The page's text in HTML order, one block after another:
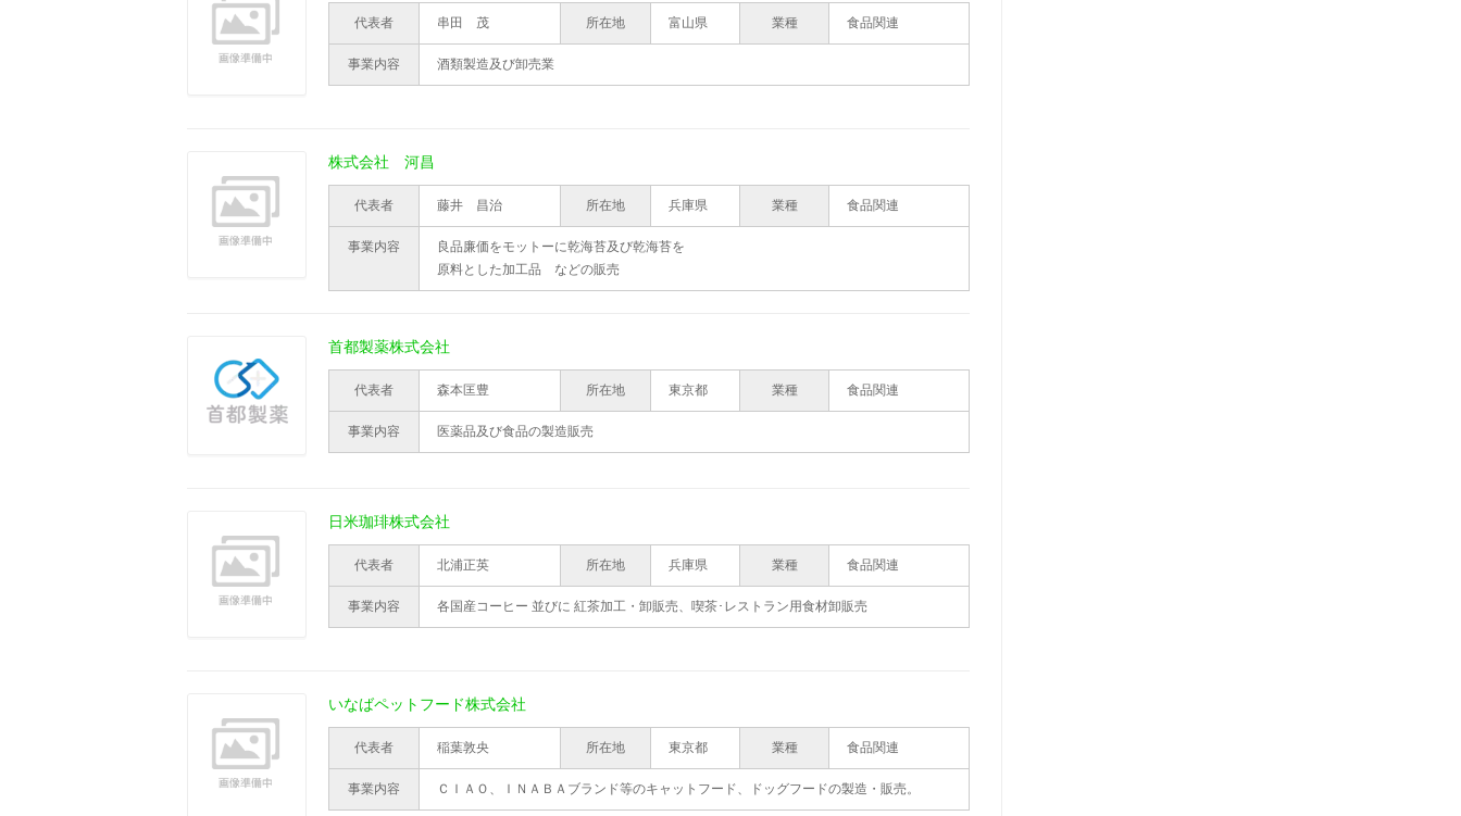
代表者 串田 茂 所在地 富山県 業種 食品関連
事業内容 酒類製造及び卸売業
株式会社 河昌
代表者 藤井 昌治 所在地 兵庫県 業種 食品関連
事業内容
良品廉価をモットーに乾海苔及び乾海苔を
原料とした加工品 などの販売
首都製薬株式会社
代表者 森本匡豊 所在地 東京都 業種 食品関連
事業内容 医薬品及び食品の製造販売
日米珈琲株式会社
代表者 北浦正英 所在地 兵庫県 業種 食品関連
事業内容 各国産コーヒー 並びに 紅茶加工・卸販売、喫茶･レストラン用食材卸販売
いなばペットフード株式会社
代表者 稲葉敦央 所在地 東京都 業種 食品関連
事業内容 ＣＩＡＯ、ＩＮＡＢＡブランド等のキャットフード、ドッグフードの製造・販売。